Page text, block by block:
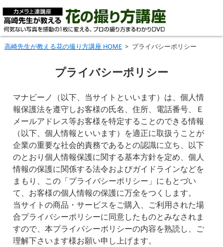
わずか３ステップで写真が上手くなる!!一眼レフ
える、プロの撮り方まるわかりDVD ～
高崎先生が教える花の撮り方講座 HOME プライバシーポリシー
プライバシーポリシー
マナビーノ（以下、当サイトといいます）は、個人情
報保護法を遵守しお客様の氏名、住所、電話番号、Ｅ
メールアドレス等お客様を特定することのできる情報
（以下、個人情報といいます）を適正に取扱うことが
企業の重要な社会的責務であるとの認識に立ち、以下
のとおり個人情報保護に関する基本方針を定め、個人
情報の保護に関係する法令およびガイドラインなどを
まもり、この「プライバシーポリシー」にもとづい
て、お客様の個人情報の保護に万全をつくします。
当サイトの商品・サービスをご購入、ご利用された場
合プライバシーポリシーに同意したものとみなされま
すので、本プライバシーポリシーの内容を熟読し、ご
理解下さいます様お願い申し上げます。